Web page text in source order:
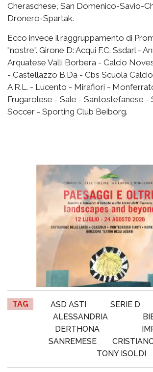
Cheraschese, San Domenico-Savio-
Dronero-Spartak.
Ecco invece il raggruppamento di
"nostre". Girone D: Acqui F.C. Ssdarl -
Arquatese Valli Borbera - Calcio
- Castellazzo B.Da - Cbs Scuola Calcio
A R.L. - Lucento - Mirafiori -
Frugarolese - Sale - Santostefanese -
Soccer - Sporting Club Beiborg.
TAG ASD ASTI SERIE D
ALESSANDRIA
DERTHONA
SANREMESE
TONY ISOLDI